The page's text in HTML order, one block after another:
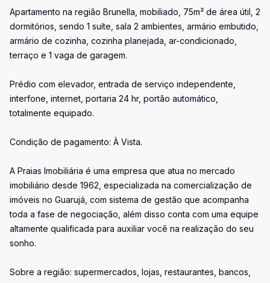
Apartamento na região Brunella, mobiliado, 75m² de área útil, 2
dormitórios, sendo 1 suíte, sala 2 ambientes, armário embutido,
armário de cozinha, cozinha planejada, ar-condicionado,
terraço e 1 vaga de garagem.
Prédio com elevador, entrada de serviço independente,
interfone, internet, portaria 24 hr, portão automático,
totalmente equipado.
Condição de pagamento: À Vista.
A Praias Imobiliária é uma empresa que atua no mercado
imobiliário desde 1962, especializada na comercialização de
imóveis no Guarujá, com sistema de gestão que acompanha
toda a fase de negociação, além disso conta com uma equipe
altamente qualificada para auxiliar você na realização do seu
sonho.
Sobre a região: supermercados, lojas, restaurantes, bancos,